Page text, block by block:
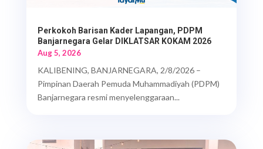
Perkokoh Barisan Kader Lapangan, PDPM
Banjarnegara Gelar DIKLATSAR KOKAM 2026
Aug 5, 2026
KALIBENING, BANJARNEGARA, 2/8/2026 –
Pimpinan Daerah Pemuda Muhammadiyah (PDPM)
Banjarnegara resmi menyelenggaraan...